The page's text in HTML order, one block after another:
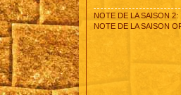
NOTE DE LA SAISON 2:
NOTE DE LA SAISON